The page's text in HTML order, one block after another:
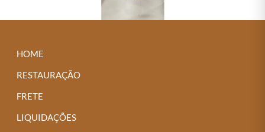
HOME
RESTAURAÇÃO
FRETE
LIQUIDAÇÕES